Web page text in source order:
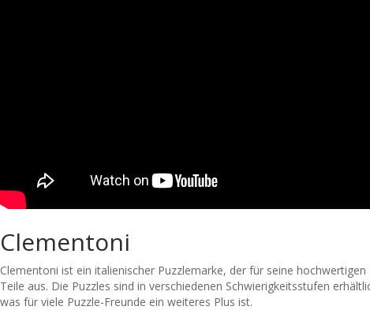
Clementoni
Clementoni ist ein italienischer Puzzlemarke, der für seine
Teile aus. Die Puzzles sind in verschiedenen Schwierigkeitsstufen
was für viele Puzzle-Freunde ein weiteres Plus ist.